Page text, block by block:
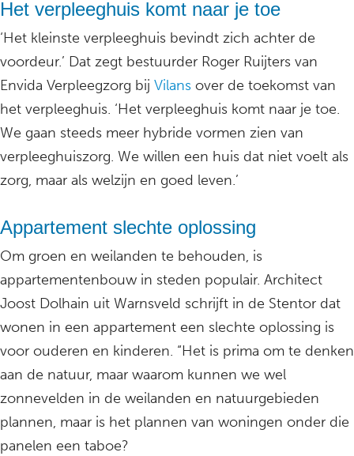
Het verpleeghuis komt naar je toe
‘Het kleinste verpleeghuis bevindt zich achter de
voordeur.’ Dat zegt bestuurder Roger Ruijters van
Envida Verpleegzorg bij Vilans over de toekomst van
het verpleeghuis. ‘Het verpleeghuis komt naar je toe.
We gaan steeds meer hybride vormen zien van
verpleeghuiszorg. We willen een huis dat niet voelt als
zorg, maar als welzijn en goed leven.’
Appartement slechte oplossing
Om groen en weilanden te behouden, is
appartementenbouw in steden populair. Architect
Joost Dolhain uit Warnsveld schrijft in de Stentor dat
wonen in een appartement een slechte oplossing is
voor ouderen en kinderen. “Het is prima om te denken
aan de natuur, maar waarom kunnen we wel
zonnevelden in de weilanden en natuurgebieden
plannen, maar is het plannen van woningen onder die
panelen een taboe?